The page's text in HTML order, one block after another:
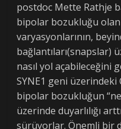
postdoc Mette Rathje
bipolar bozukluğu
varyasyonlarının,
bağlantıları(snapslar)
nasıl yol açabileceğini
SYNE1 geni üzerindeki
bipolar bozukluğun
üzerinde duyarlılığı
sürüyorlar. Önemli bir